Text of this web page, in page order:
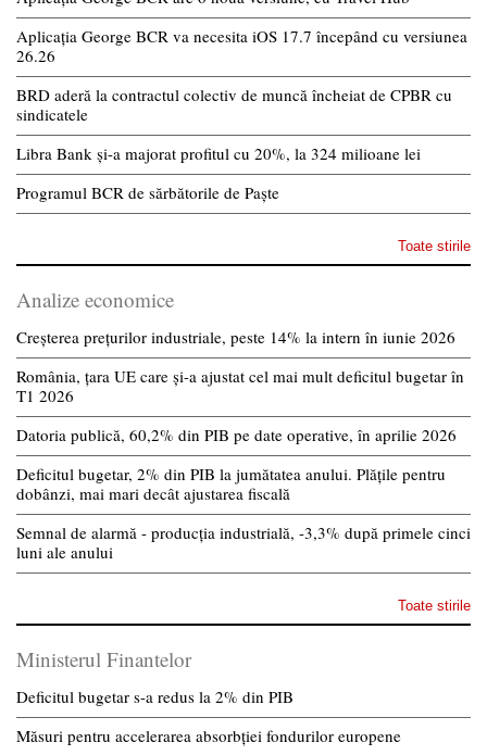
Aplicația George BCR va necesita iOS 17.7 începând cu versiunea
26.26
BRD aderă la contractul colectiv de muncă încheiat de CPBR cu
sindicatele
Libra Bank și-a majorat profitul cu 20%, la 324 milioane lei
Programul BCR de sărbătorile de Paște
Toate stirile
Analize economice
Creșterea prețurilor industriale, peste 14% la intern în iunie 2026
România, țara UE care și-a ajustat cel mai mult deficitul bugetar în
T1 2026
Datoria publică, 60,2% din PIB pe date operative, în aprilie 2026
Deficitul bugetar, 2% din PIB la jumătatea anului. Plățile pentru
dobânzi, mai mari decât ajustarea fiscală
Semnal de alarmă - producția industrială, -3,3% după primele cinci
luni ale anului
Toate stirile
Ministerul Finantelor
Deficitul bugetar s-a redus la 2% din PIB
Măsuri pentru accelerarea absorbției fondurilor europene